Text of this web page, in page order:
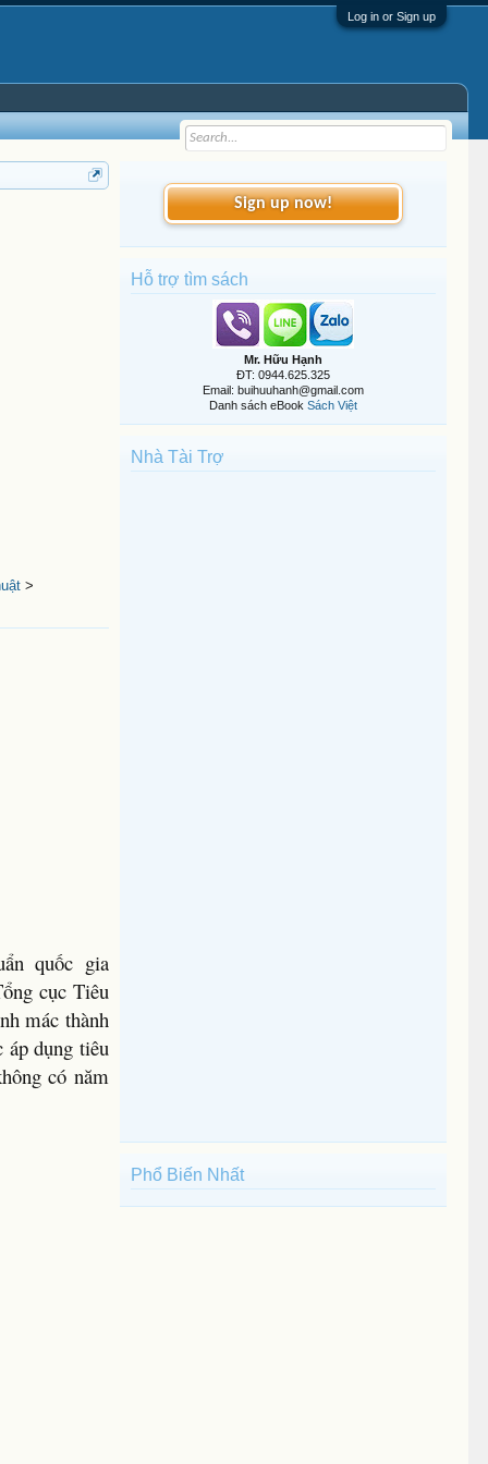
Log in or Sign up
>
quốc gia
cục Tiêu
mác thành
áp dụng tiêu
có năm
Sign up now!
Hỗ trợ tìm sách
Mr. Hữu Hạnh
ĐT: 0944.625.325
Email: buihuuhanh@gmail.com
Danh sách eBook Sách Việt
Nhà Tài Trợ
Phổ Biến Nhất